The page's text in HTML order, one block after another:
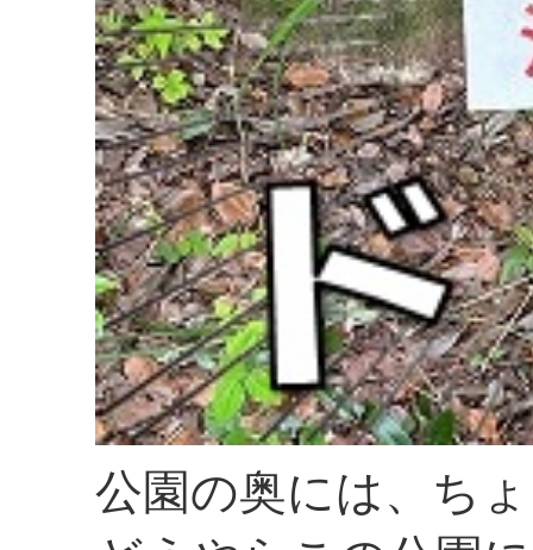
公園の奥には、ち